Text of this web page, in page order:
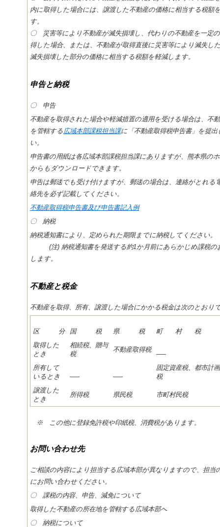
内に取得した場合には、譲渡した不動産の価格に相当する税額
す。
〇 災害等により不動産が滅失損壊し、代わりの不動産を一定
得した場合、または、不動産が取得直後に災害等により滅失し
滅失損壊した部分の価格に相当する税額を軽減します。
申告と納税
〇 申告
不動産を取得された場合や軽減措置の適用を受ける場合は、不
を管轄する広域本部課税担当課に「不動産取得税申告書」を提
い。
申告書の用紙は各広域本部課税担当課にありますが、熊本県の
からもダウンロードできます。
申告は郵送でも受け付けますが、郵送の場合は、連絡がとれる
絡先を必ず記載してください。
不動産取得税申告書及び申告書記入例
〇 納税
納税通知書により、定められた期限までに納税してください。
(注) 納税通知書を発送する約1か月前にあらかじめ課税の
します。
不動産と税金
不動産を取得、所有、譲渡した場合にかかる税金は次のとおり
区 分 国 税 県 税
町 村 税
取得した
とき
相続税、贈与
税
不動産取得税
—–
所有して
いるとき
—– —–
固定資産税、都市計
税
譲渡した
とき
所得税 県民税 市町村民税
※ この他に登録免許税や印紙税、消費税があります。
お問い合わせ先
ご相談の内容により担当する広域本部が異なりますので、担当
にお問い合わせください。
〇 課税の内容、申告、減免について
取得した不動産の所在地を管轄する広域本部へ
〇 納税について